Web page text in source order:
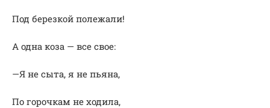
Под березкой полежали!
А одна коза — все свое:
—Я не сыта, я не пьяна,
По горочкам не ходила,